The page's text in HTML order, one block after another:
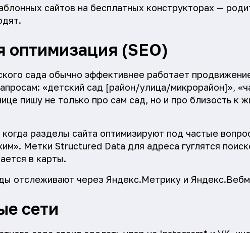
сайтов на бесплатных конструкторах —
оптимизация (SEO)
сада обычно эффективнее работает
«детский сад [район/улица/микрорайон]»,
пишу не только про сам сад, но и про близость к
разделы сайта оптимизируют под частые
Метки Structured Data для адреса гуглятся
в карты.
отслеживают через Яндекс.Метрику и
сети